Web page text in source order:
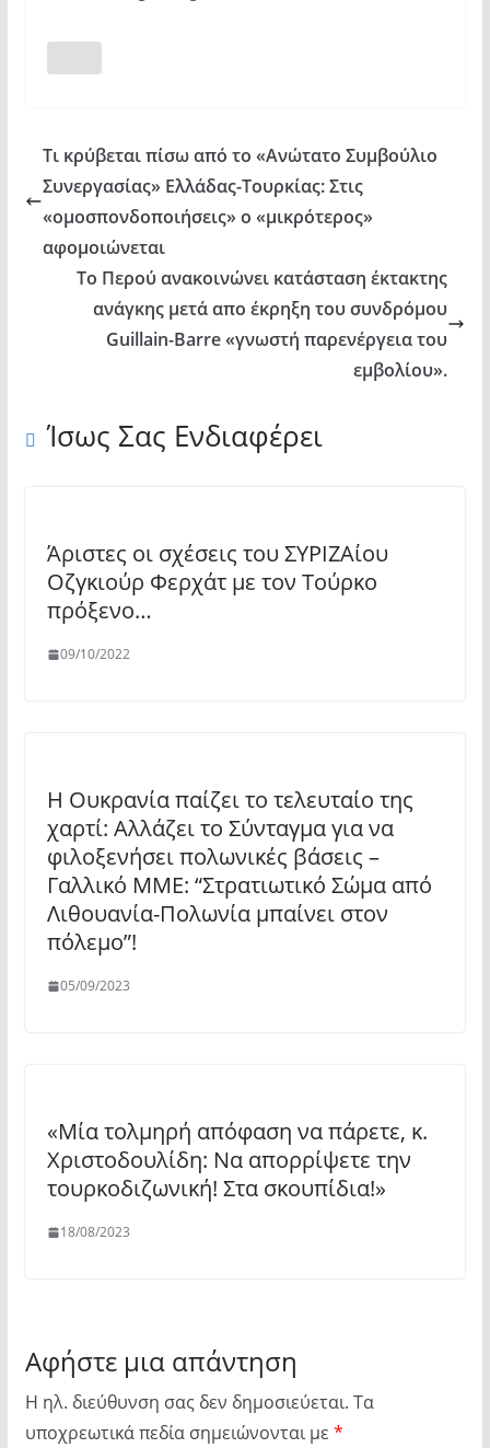
Τι κρύβεται πίσω από το «Ανώτατο Συμβούλιο
Συνεργασίας» Eλλάδας-Τουρκίας: Στις
«ομοσπονδοποιήσεις» ο «μικρότερος»
αφομοιώνεται
Το Περού ανακοινώνει κατάσταση έκτακτης
ανάγκης μετά απο έκρηξη του συνδρόμου
Guillain-Barre «γνωστή παρενέργεια του
εμβολίου».
Ίσως Σας Ενδιαφέρει
Άριστες οι σχέσεις του ΣΥΡΙΖΑίου
Οζγκιούρ Φερχάτ με τον Τούρκο
πρόξενο…
09/10/2022
Η Ουκρανία παίζει το τελευταίο της
χαρτί: Αλλάζει το Σύνταγμα για να
φιλοξενήσει πολωνικές βάσεις –
Γαλλικό ΜΜΕ: “Στρατιωτικό Σώμα από
Λιθουανία-Πολωνία μπαίνει στον
πόλεμο”!
05/09/2023
«Μία τολμηρή απόφαση να πάρετε, κ.
Χριστοδουλίδη: Να απορρίψετε την
τουρκοδιζωνική! Στα σκουπίδια!»
18/08/2023
Αφήστε μια απάντηση
Η ηλ. διεύθυνση σας δεν δημοσιεύεται. Τα
υποχρεωτικά πεδία σημειώνονται με *